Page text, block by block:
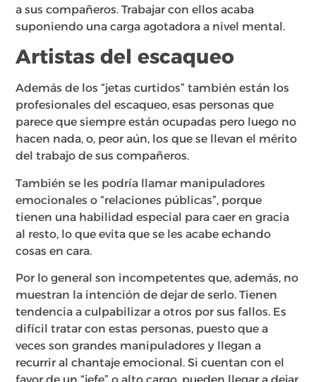
a sus compañeros. Trabajar con ellos acaba
suponiendo una carga agotadora a nivel mental.
Artistas del escaqueo
Además de los “jetas curtidos” también están los
profesionales del escaqueo, esas personas que
parece que siempre están ocupadas pero luego no
hacen nada, o, peor aún, los que se llevan el mérito
del trabajo de sus compañeros.
También se les podría llamar manipuladores
emocionales o “relaciones públicas”, porque
tienen una habilidad especial para caer en gracia
al resto, lo que evita que se les acabe echando
cosas en cara.
Por lo general son incompetentes que, además, no
muestran la intención de dejar de serlo. Tienen
tendencia a culpabilizar a otros por sus fallos. Es
difícil tratar con estas personas, puesto que a
veces son grandes manipuladores y llegan a
recurrir al chantaje emocional. Si cuentan con el